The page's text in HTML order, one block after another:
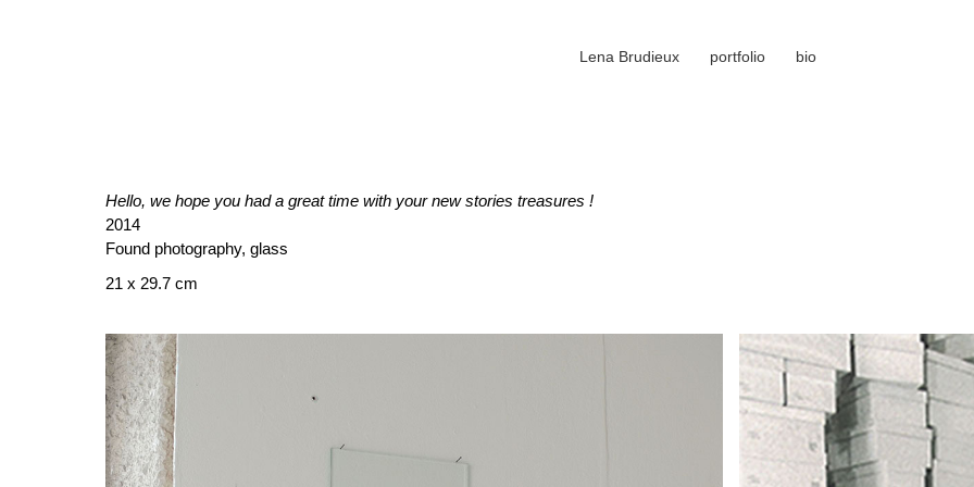
Lena Brudieux portfolio bio
Hello, we hope you had a great time with your new stories treasures !
2014
Found photography, glass
21 x 29.7 cm